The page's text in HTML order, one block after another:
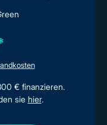
€ finanzieren.
sie hier.